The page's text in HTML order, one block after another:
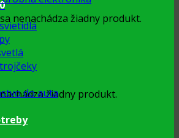
0
nenachádza žiadny produkt.
žiadny produkt.
do auta